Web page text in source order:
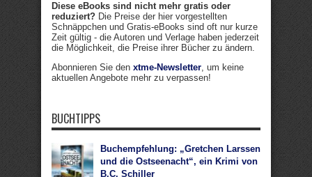
Diese eBooks sind nicht mehr gratis oder
reduziert? Die Preise der hier vorgestellten
Schnäppchen und Gratis-eBooks sind oft nur kurze
Zeit gültig - die Autoren und Verlage haben jederzeit
die Möglichkeit, die Preise ihrer Bücher zu ändern.
Abonnieren Sie den xtme-Newsletter, um keine
aktuellen Angebote mehr zu verpassen!
BUCHTIPPS
Buchempfehlung: „Gretchen Larssen
und die Ostseenacht“, ein Krimi von
B.C. Schiller